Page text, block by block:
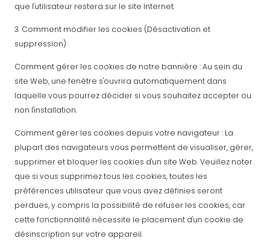
que l'utilisateur restera sur le site Internet.
3. Comment modifier les cookies (Désactivation et
suppression)
Comment gérer les cookies de notre bannière : Au sein du
site Web, une fenêtre s'ouvrira automatiquement dans
laquelle vous pourrez décider si vous souhaitez accepter ou
non l'installation.
Comment gérer les cookies depuis votre navigateur : La
plupart des navigateurs vous permettent de visualiser, gérer,
supprimer et bloquer les cookies d'un site Web. Veuillez noter
que si vous supprimez tous les cookies, toutes les
préférences utilisateur que vous avez définies seront
perdues, y compris la possibilité de refuser les cookies, car
cette fonctionnalité nécessite le placement d'un cookie de
désinscription sur votre appareil.